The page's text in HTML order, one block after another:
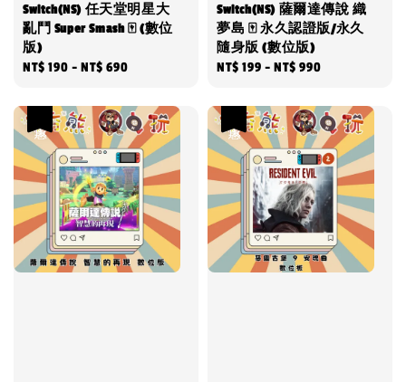
Switch(NS) 任天堂明星大
亂鬥 Super Smash 🀄 (數位
版)
Regular
NT$ 190 -NT$ 690
Switch(NS) 薩爾達傳說 織
夢島 🀄 永久認證版/永久
隨身版 (數位版)
Regular
NT$ 199 -NT$ 990